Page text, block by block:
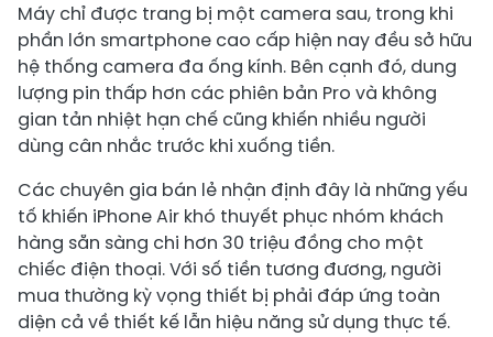
Máy chỉ được trang bị một camera sau, trong khi
phần lớn smartphone cao cấp hiện nay đều sở hữu
hệ thống camera đa ống kính. Bên cạnh đó, dung
lượng pin thấp hơn các phiên bản Pro và không
gian tản nhiệt hạn chế cũng khiến nhiều người
dùng cân nhắc trước khi xuống tiền.
Các chuyên gia bán lẻ nhận định đây là những yếu
tố khiến iPhone Air khó thuyết phục nhóm khách
hàng sẵn sàng chi hơn 30 triệu đồng cho một
chiếc điện thoại. Với số tiền tương đương, người
mua thường kỳ vọng thiết bị phải đáp ứng toàn
diện cả về thiết kế lẫn hiệu năng sử dụng thực tế.